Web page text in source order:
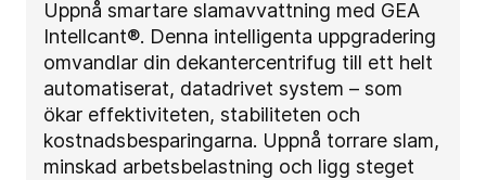
Uppnå smartare slamavvattning med GEA
Intellcant®. Denna intelligenta uppgradering
omvandlar din dekantercentrifug till ett helt
automatiserat, datadrivet system – som
ökar effektiviteten, stabiliteten och
kostnadsbesparingarna. Uppnå torrare slam,
minskad arbetsbelastning och ligg steget